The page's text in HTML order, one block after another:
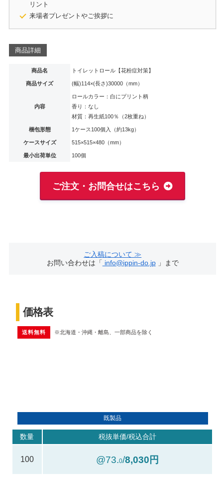
リント
来場者プレゼントやご挨拶に
商品詳細
商品名 トイレットロール【花粉症対策】
商品サイズ (幅)114×(長さ)30000（mm）
内容
ロールカラー：白にプリント柄
香り：なし
材質：再生紙100％（2枚重ね）
梱包形態 1ケース100個入（約13kg）
ケースサイズ 515×515×480（mm）
最小出荷単位 100個
ご注文・お問合せはこちら
ご入稿について ≫
お問い合わせは「 info@ippin-do.jp」まで
価格表
送料無料 ※北海道・沖縄・離島、一部商品を除く
既製品
数量 税抜単価/税込合計
100 @73.0/8,030円